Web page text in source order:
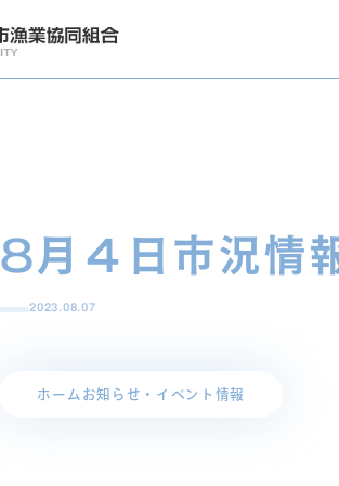
8月４日市況情
2023.08.07
ホーム お知らせ・イベント情報